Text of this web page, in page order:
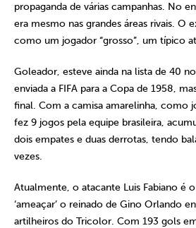
propaganda de várias campanhas. No
era mesmo nas grandes áreas rivais. O
como um jogador “grosso”, um típico
Goleador, esteve ainda na lista de 40
enviada a FIFA para a Copa de 1958,
final. Com a camisa amarelinha, como
fez 9 jogos pela equipe brasileira,
dois empates e duas derrotas, tendo
vezes.
Atualmente, o atacante Luis Fabiano é
‘ameaçar’ o reinado de Gino Orlando
artilheiros do Tricolor. Com 193 gols